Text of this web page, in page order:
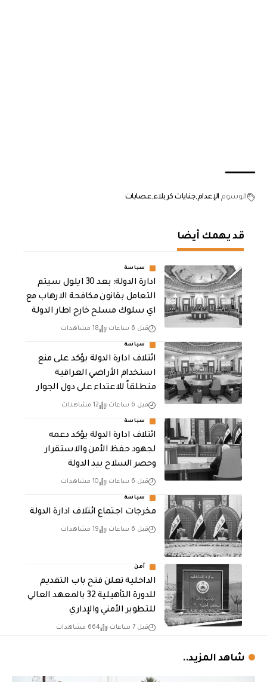
الوسوم الإعدام جنايات كربلاء عصابات
قد يهمك أيضا
سياسة
ادارة الدولة: بعد 30 ايلول سيتم
التعامل بقانون مكافحة الارهاب مع
اي سلوك مسلح خارج اطار الدولة
قبل 6 ساعات 18 مشاهدات
سياسة
ائتلاف ادارة الدولة يؤكد على منع
استخدام الأراضي العراقية
منطلقاً للاعتداء على دول الجوار
قبل 6 ساعات 12 مشاهدات
سياسة
ائتلاف ادارة الدولة يؤكد دعمه
لجهود حفظ الأمن والاستقرار
وحصر السلاح بيد الدولة
قبل 6 ساعات 10 مشاهدات
سياسة
مخرجات اجتماع ائتلاف ادارة الدولة
قبل 6 ساعات 19 مشاهدات
أمن
الداخلية تعلن فتح باب التقديم
للدورة التأهيلية 32 بالمعهد العالي
للتطوير الأمني والإداري
قبل 7 ساعات 664 مشاهدات
شاهد المزيد..